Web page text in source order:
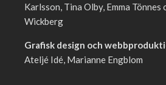
Karlsson, Tina Olby, Emma Tönnes
Wickberg
Grafisk design och
Ateljé Idé, Marianne Engblom